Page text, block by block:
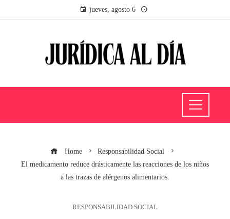
jueves, agosto 6
Home
Responsabilidad Social
El medicamento reduce drásticamente las reacciones de los niños
a las trazas de alérgenos alimentarios.
RESPONSABILIDAD SOCIAL